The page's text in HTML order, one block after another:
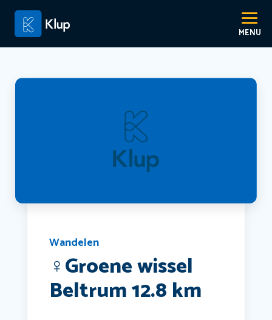
Wandelen
‍♀️Groene wissel
Beltrum 12.8 km